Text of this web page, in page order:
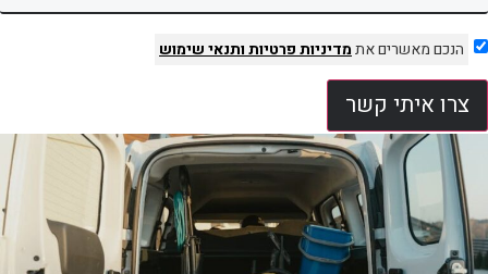
הנכם מאשרים אתמדיניות פרטיותותנאי שימוש
צרו איתי קשר